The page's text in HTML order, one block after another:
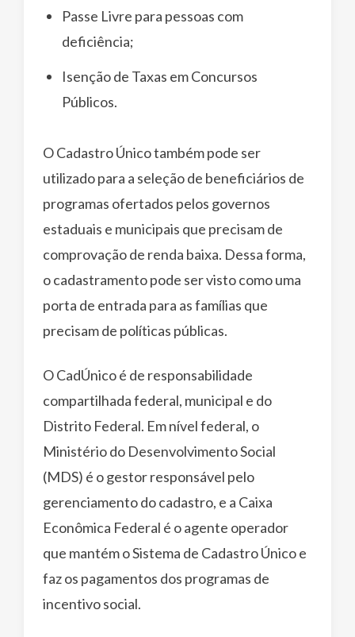
Passe Livre para pessoas com
deficiência;
Isenção de Taxas em Concursos
Públicos.
O Cadastro Único também pode ser
utilizado para a seleção de beneficiários de
programas ofertados pelos governos
estaduais e municipais que precisam de
comprovação de renda baixa. Dessa forma,
o cadastramento pode ser visto como uma
porta de entrada para as famílias que
precisam de políticas públicas.
O CadÚnico é de responsabilidade
compartilhada federal, municipal e do
Distrito Federal. Em nível federal, o
Ministério do Desenvolvimento Social
(MDS) é o gestor responsável pelo
gerenciamento do cadastro, e a Caixa
Econômica Federal é o agente operador
que mantém o Sistema de Cadastro Único e
faz os pagamentos dos programas de
incentivo social.